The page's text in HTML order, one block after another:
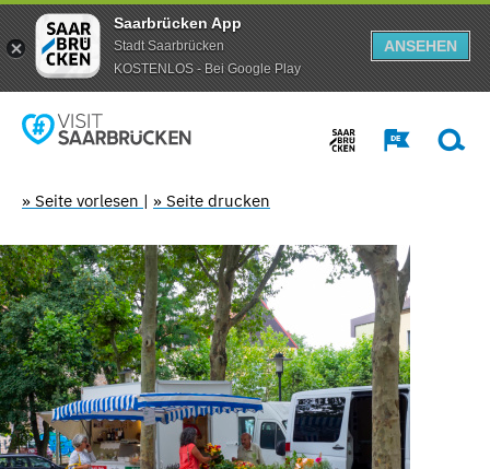
Saarbrücken App
Stadt Saarbrücken
KOSTENLOS - Bei Google Play
ANSEHEN
» Seite vorlesen | » Seite drucken